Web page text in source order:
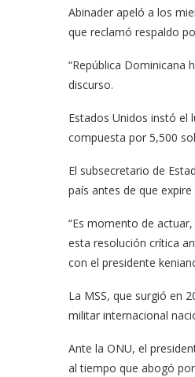
Abinader apeló a los
que reclamó respaldo
“República Dominicana
discurso.
Estados Unidos instó el
compuesta por 5,500
El subsecretario de
país antes de que
“Es momento de
esta resolución crítica
con el presidente
La MSS, que surgió en
militar internacional
Ante la ONU, el
al tiempo que abogó